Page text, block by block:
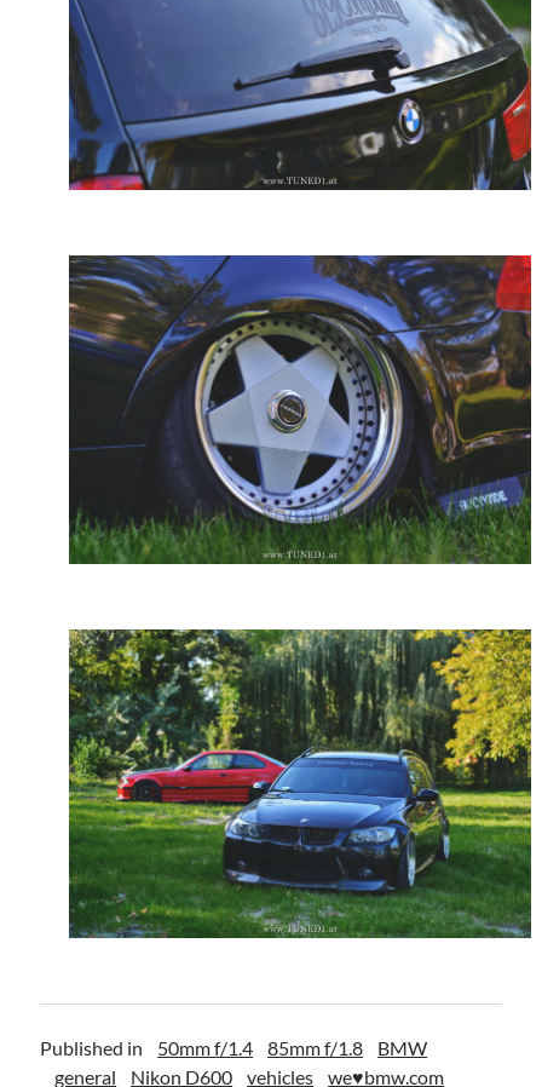
Published in 50mm f/1.4 85mm f/1.8
BMW
general
Nikon D600 vehicles we♥bmw.com